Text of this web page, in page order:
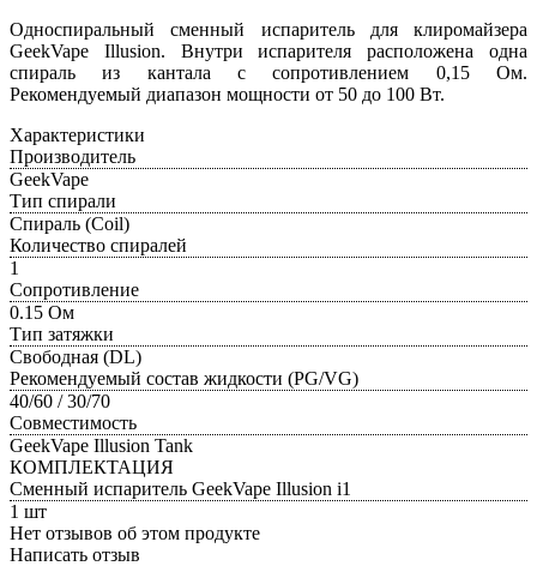
Односпиральный сменный испаритель для клиромайзера
GeekVape Illusion. Внутри испарителя расположена одна
спираль из кантала с сопротивлением 0,15 Ом.
Рекомендуемый диапазон мощности от 50 до 100 Вт.
Характеристики
Производитель
GeekVape
Тип спирали
Спираль (Coil)
Количество спиралей
1
Сопротивление
0.15 Ом
Тип затяжки
Свободная (DL)
Рекомендуемый состав жидкости (PG/VG)
40/60 / 30/70
Совместимость
GeekVape Illusion Tank
КОМПЛЕКТАЦИЯ
Сменный испаритель GeekVape Illusion i1
1 шт
Нет отзывов об этом продукте
Написать отзыв